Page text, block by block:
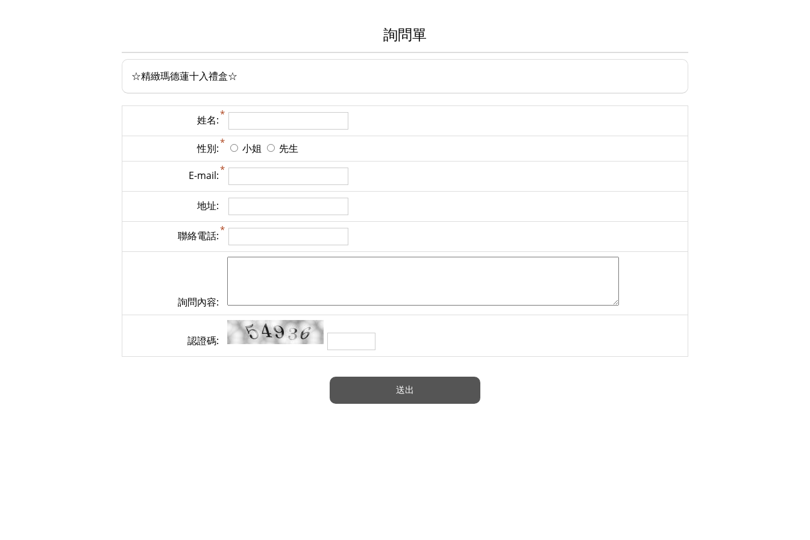
詢問單
☆精緻瑪德蓮十入禮盒☆
姓名:
性別: 小姐 先生
E-mail:
地址:
聯絡電話:
詢問內容:
認證碼: